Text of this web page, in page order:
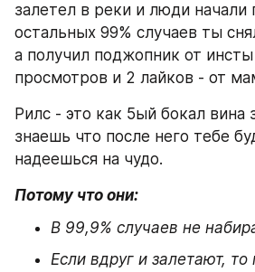
залетел в реки и люди начали
остальных 99% случаев ты
а получил поджопник от
просмотров и 2 лайков - от
Рилс - это как 5ый бокал вина
знаешь что после него тебе
надеешься на чудо.
Потому что они:
В 99,9% случаев не
Если вдруг и залетают, то